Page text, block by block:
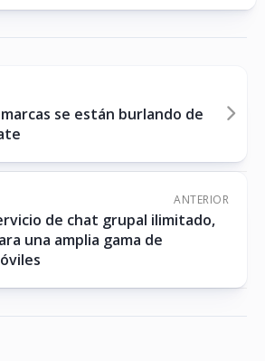
se están burlando de
ANTERIOR
de chat grupal ilimitado,
una amplia gama de